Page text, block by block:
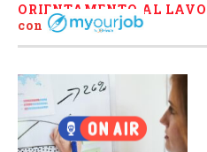
ORIENTAMENTO AL
con